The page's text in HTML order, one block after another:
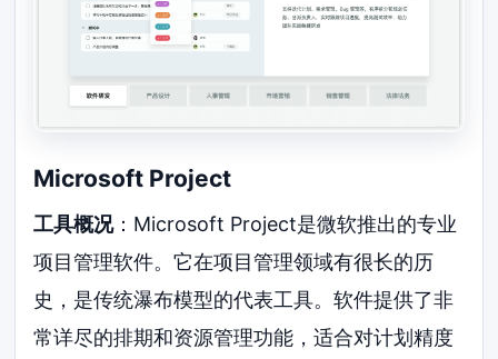
Microsoft Project
工具概况：Microsoft Project是微软推出的专业
项目管理软件。它在项目管理领域有很长的历
史，是传统瀑布模型的代表工具。软件提供了非
常详尽的排期和资源管理功能，适合对计划精度